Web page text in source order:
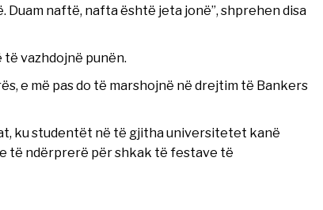
naftë, nafta është jeta jonë”, shprehen disa
vazhdojnë punën.
e më pas do të marshojnë në drejtim të Bankers
ku studentët në të gjitha universitetet kanë
të ndërprerë për shkak të festave të